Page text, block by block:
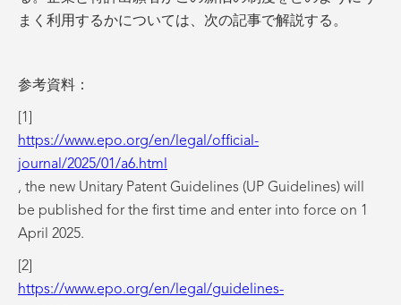
まく利用するかについては、次の記事で解説する。
参考資料：
[1]
https://www.epo.org/en/legal/official-
journal/2025/01/a6.html
, the new Unitary Patent Guidelines (UP Guidelines) will
be published for the first time and enter into force on 1
April 2025.
[2]
https://www.epo.org/en/legal/guidelines-